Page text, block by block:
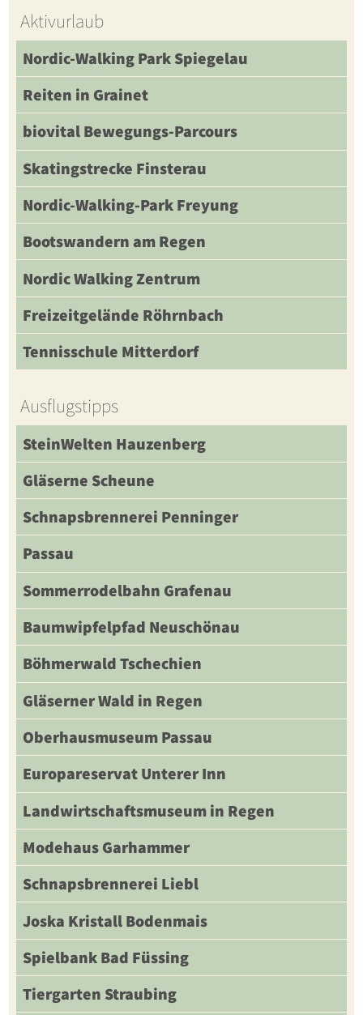
Aktivurlaub
Nordic-Walking Park Spiegelau
Reiten in Grainet
biovital Bewegungs-Parcours
Skatingstrecke Finsterau
Nordic-Walking-Park Freyung
Bootswandern am Regen
Nordic Walking Zentrum
Freizeitgelände Röhrnbach
Tennisschule Mitterdorf
Ausflugstipps
SteinWelten Hauzenberg
Gläserne Scheune
Schnapsbrennerei Penninger
Passau
Sommerrodelbahn Grafenau
Baumwipfelpfad Neuschönau
Böhmerwald Tschechien
Gläserner Wald in Regen
Oberhausmuseum Passau
Europareservat Unterer Inn
Landwirtschaftsmuseum in Regen
Modehaus Garhammer
Schnapsbrennerei Liebl
Joska Kristall Bodenmais
Spielbank Bad Füssing
Tiergarten Straubing